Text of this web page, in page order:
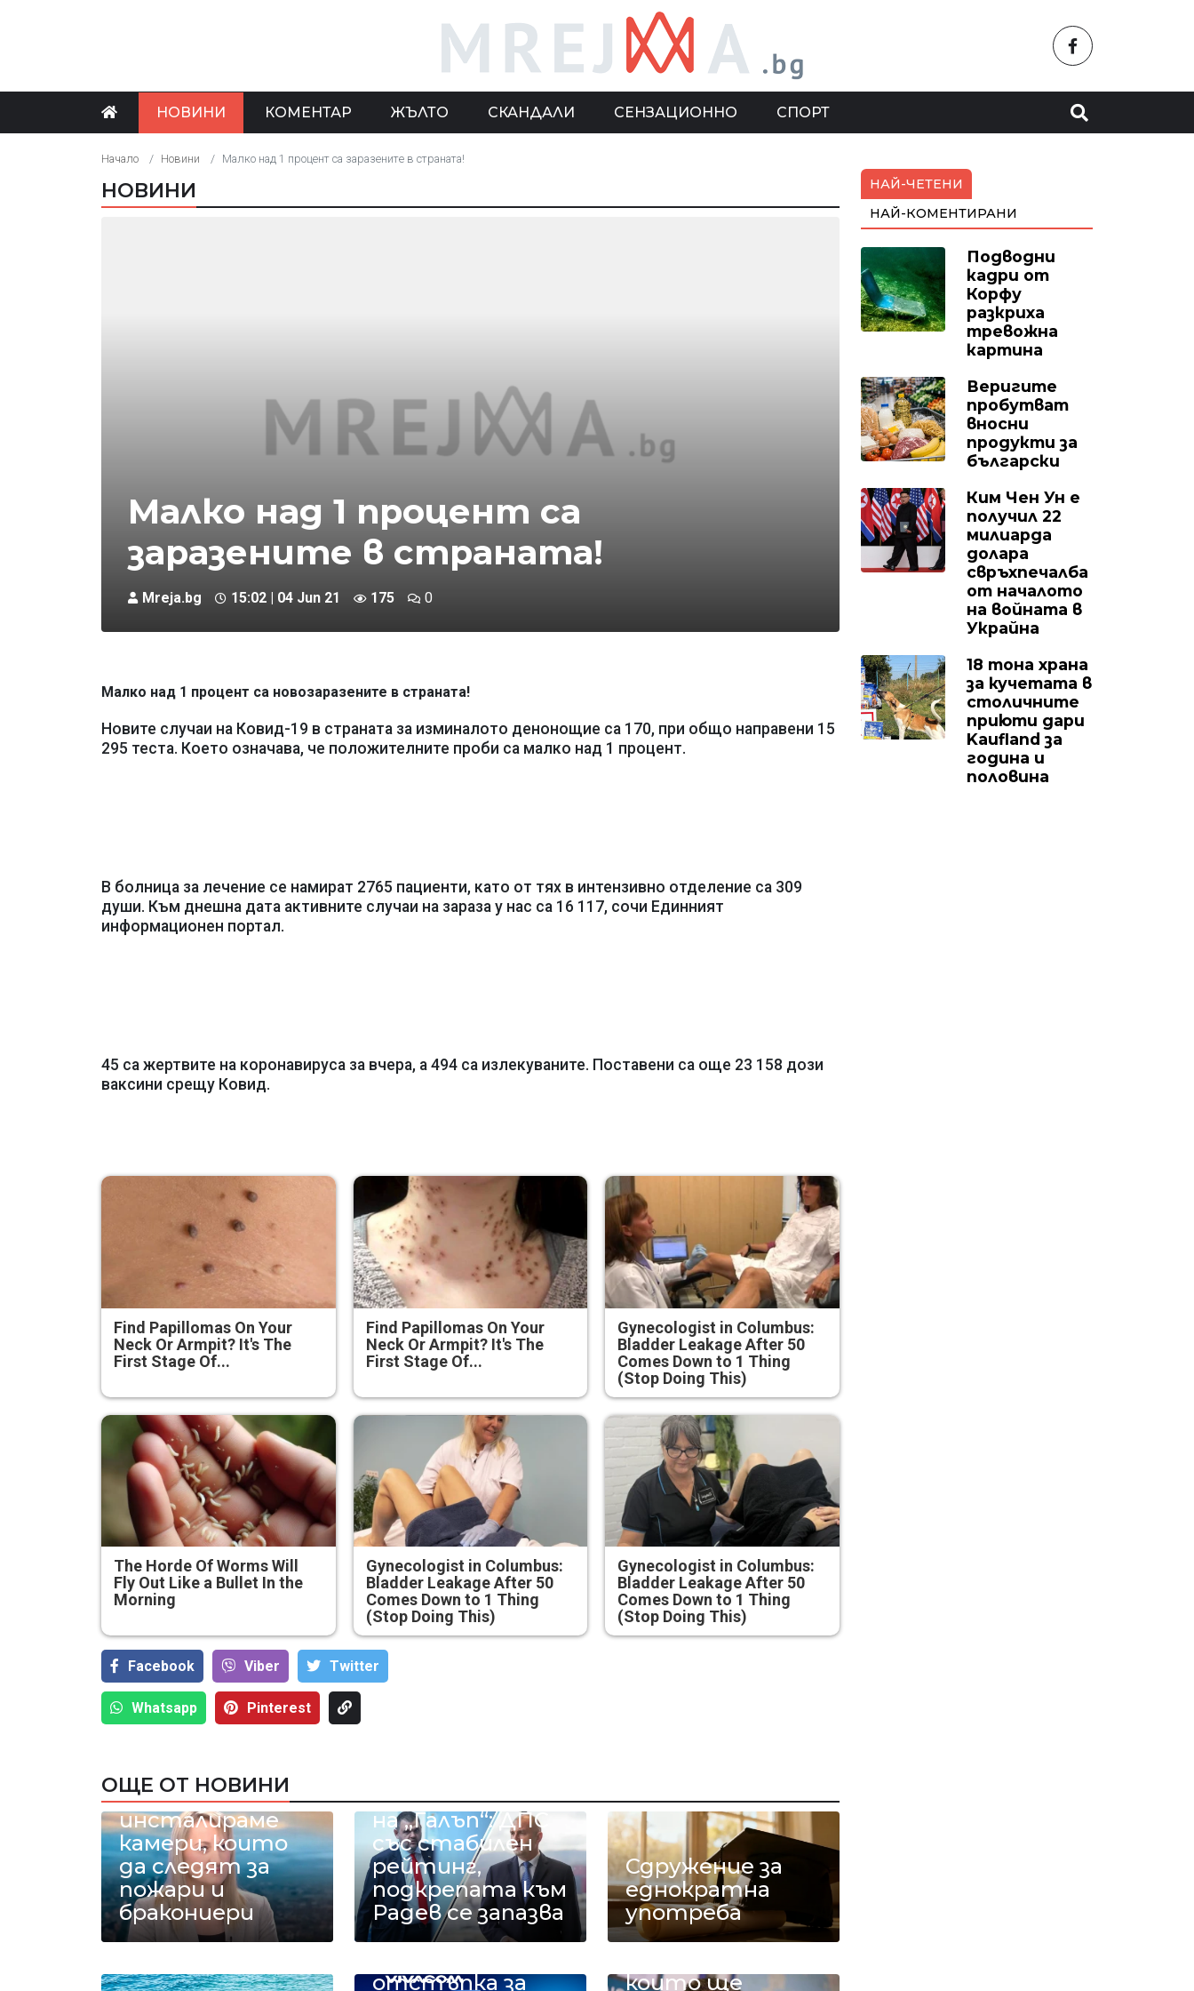
НОВИНИ КОМЕНТАР ЖЪЛТО СКАНДАЛИ СЕНЗАЦИОННО СПОРТ
Начало Новини Малко над 1 процент са заразените в страната!
НОВИНИ
Малко над 1 процент са
заразените в страната!
Mreja.bg 15:02 | 04 Jun 21 175 0
Малко над 1 процент са новозаразените в страната!
Новите случаи на Ковид-19 в страната за изминалото денонощие са 170, при общо направени 15
295 теста. Което означава, че положителните проби са малко над 1 процент.
В болница за лечение се намират 2765 пациенти, като от тях в интензивно отделение са 309
души. Към днешна дата активните случаи на зараза у нас са 16 117, сочи Единният
информационен портал.
45 са жертвите на коронавируса за вчера, а 494 са излекуваните. Поставени са още 23 158 дози
ваксини срещу Ковид.
Find Papillomas On Your
Neck Or Armpit? It's The
First Stage Of...
Find Papillomas On Your
Neck Or Armpit? It's The
First Stage Of...
Gynecologist in Columbus:
Bladder Leakage After 50
Comes Down to 1 Thing
(Stop Doing This)
The Horde Of Worms Will
Fly Out Like a Bullet In the
Morning
Gynecologist in Columbus:
Bladder Leakage After 50
Comes Down to 1 Thing
(Stop Doing This)
Gynecologist in Columbus:
Bladder Leakage After 50
Comes Down to 1 Thing
(Stop Doing This)
Facebook Viber Тwitter
Whatsapp Pinterest
ОЩЕ ОТ НОВИНИ
Карамфилова: В
Рила
инсталираме
камери, които
да следят за
пожари и
бракониери
Ново проучване
на „Галъп“: ДПС
със стабилен
рейтинг,
подкрепата към
Радев се запазва
Сдружение за
еднократна
употреба
Смарт оферти
отстъпка за
Имаме
въглищни
които ще
НАЙ-ЧЕТЕНИ
НАЙ-КОМЕНТИРАНИ
Подводни
кадри от
Корфу
разкриха
тревожна
картина
Веригите
пробутват
вносни
продукти за
български
Ким Чен Ун е
получил 22
милиарда
долара
свръхпечалба
от началото
на войната в
Украйна
18 тона храна
за кучетата в
столичните
приюти дари
Kaufland за
година и
половина